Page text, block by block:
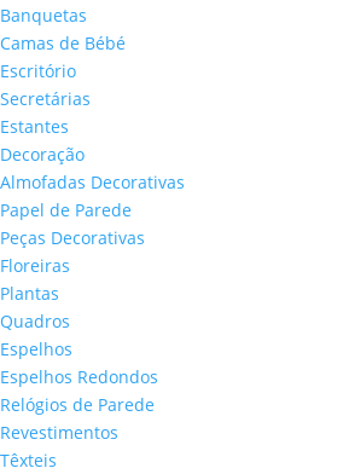
Banquetas
Camas de Bébé
Escritório
Secretárias
Estantes
Decoração
Almofadas Decorativas
Papel de Parede
Peças Decorativas
Floreiras
Plantas
Quadros
Espelhos
Espelhos Redondos
Relógios de Parede
Revestimentos
Têxteis